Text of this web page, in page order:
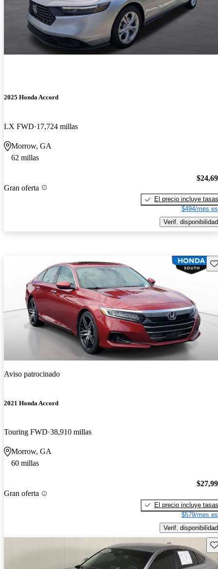
2025 Honda Accord
LX FWD 17,724 millas
Morrow, GA
62 millas
Gran oferta
El precio incluye tasas
$494/mes
Verif. disponibilidad
Aviso patrocinado
2021 Honda Accord
Touring FWD 38,910 millas
Morrow, GA
60 millas
Gran oferta
El precio incluye tasas
$579/mes
Verif. disponibilidad